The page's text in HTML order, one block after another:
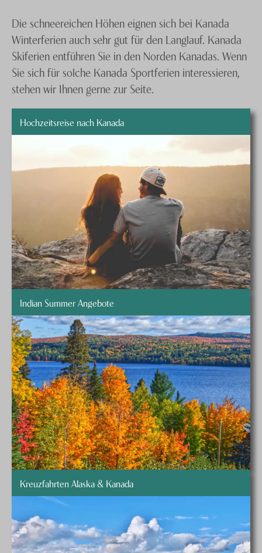
Die schneereichen Höhen eignen sich bei Kanada
Winterferien auch sehr gut für den Langlauf. Kanada
Skiferien entführen Sie in den Norden Kanadas. Wenn
Sie sich für solche Kanada Sportferien interessieren,
stehen wir Ihnen gerne zur Seite.
Hochzeitsreise nach Kanada
Indian Summer Angebote
Kreuzfahrten Alaska & Kanada